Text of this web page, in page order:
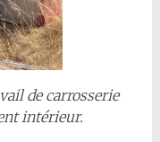
de carrosserie
intérieur.